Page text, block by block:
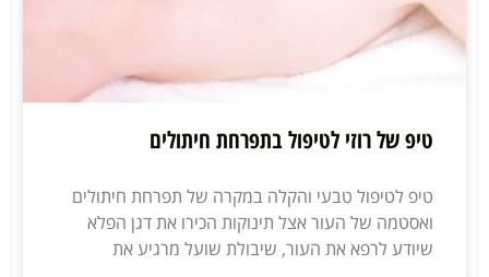
טיפ של רוזי לטיפול בתפרחת חיתולים
טיפ לטיפול טבעי והקלה במקרה של תפרחת חיתולים
ואסטמה של העור אצל תינוקות הכירו את דגן הפלא
שיודע לרפא את העור, שיבולת שועל מרגיע את